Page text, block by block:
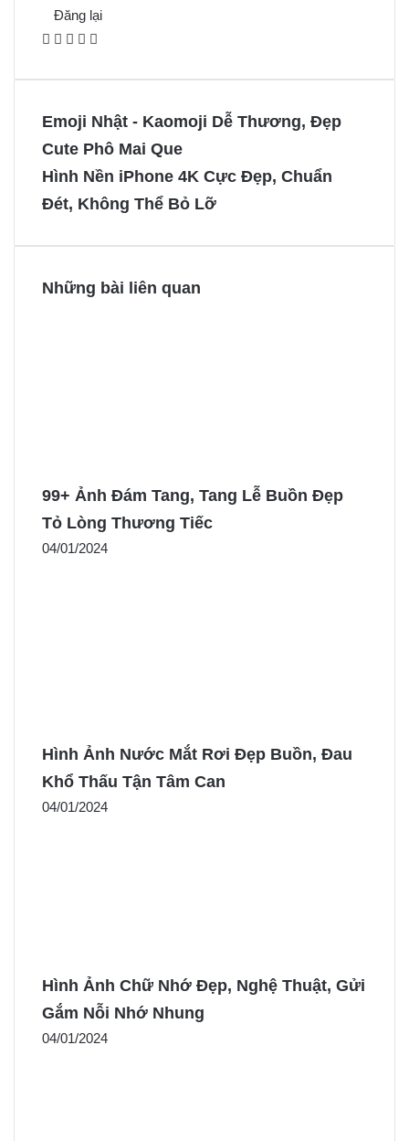
Đăng lại
F
o
o
k
X P
e
e
s
M
n
g
e
n
g
e
Emoji Nhật - Kaomoji Dễ Thương, Đẹp
Cute Phô Mai Que
Hình Nền iPhone 4K Cực Đẹp, Chuẩn
Đét, Không Thể Bỏ Lỡ
Những bài liên quan
99+ Ảnh Đám Tang, Tang Lễ Buồn Đẹp
Tỏ Lòng Thương Tiếc
04/01/2024
Hình Ảnh Nước Mắt Rơi Đẹp Buồn, Đau
Khổ Thấu Tận Tâm Can
04/01/2024
Hình Ảnh Chữ Nhớ Đẹp, Nghệ Thuật, Gửi
Gắm Nỗi Nhớ Nhung
04/01/2024